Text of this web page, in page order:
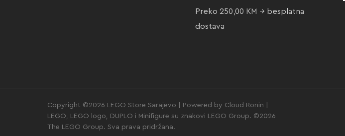
Preko 250,00 KM → besplatna
dostava
Copyright ©2026 LEGO Store Sarajevo | Powered by Cloud Ronin |
LEGO, LEGO logo, DUPLO i Minifigure su znakovi LEGO Group. ©2026
The LEGO Group. Sva prava pridržana.